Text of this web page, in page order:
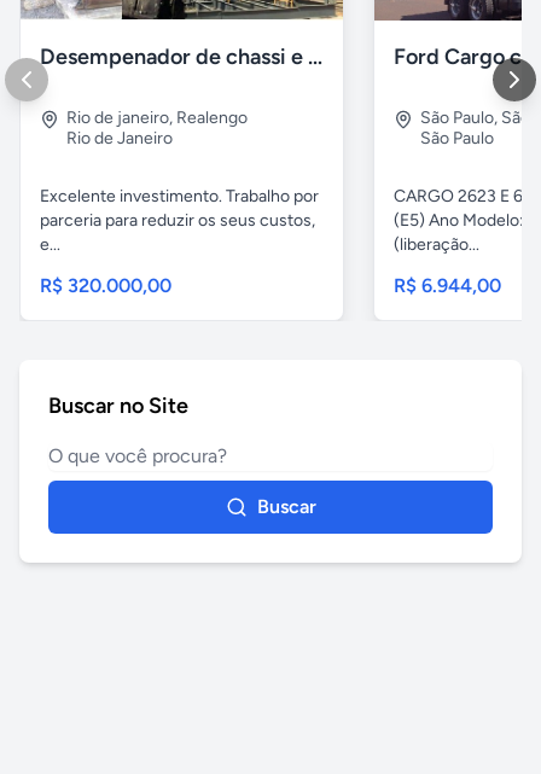
Desempenador de chassi e caçambas basculantes
Rio de janeiro, Realengo
Rio de Janeiro
Excelente investimento. Trabalho por
parceria para reduzir os seus custos,
e...
R$ 320.000,00
São Paulo, São
São Paulo
CARGO 2623 E
(E5) Ano Modelo:
(liberação...
R$ 6.944,00
Buscar no Site
Buscar